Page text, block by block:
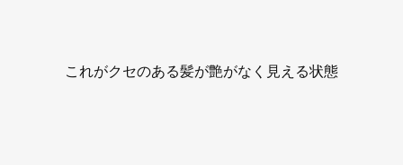
これがクセのある髪が艶がなく見える状態